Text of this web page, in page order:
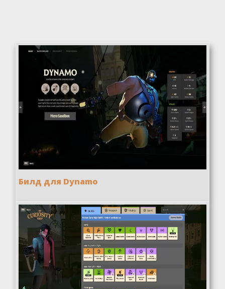
Билд для Dynamo